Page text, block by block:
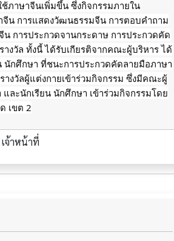
ภาษาจีนเพิ่มขึ้น ซึ่งกิจกรรมภายใน
จีน การแสดงวัฒนธรรมจีน การตอบคำถาม
การประกวดจานกระดาษ การประกวดคัด
งวัล ทั้งนี้ ได้รับเกียรติจากคณะผู้บริหาร ได้
นักศึกษา ที่ชนะการประกวดคัดลายมือภาษา
งวัลผู้แต่งกายเข้าร่วมกิจกรรม ซึ่งมีคณะผู้
ละนักเรียน นักศึกษา เข้าร่วมกิจกรรมโดย
เขต 2
จ้าหน้าที่